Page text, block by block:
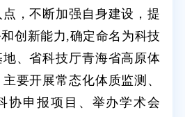
，不断加强自身建设，提
创新能力,确定命名为科技
、省科技厅青海省高原体
要开展常态化体质监测、
协申报项目、举办学术会